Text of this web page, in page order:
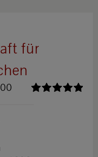
für
Preisspanne: